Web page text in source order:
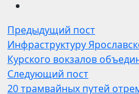
Предыдущий пост
Инфраструктуру
Курского вокзалов
Следующий пост
20 трамвайных путей